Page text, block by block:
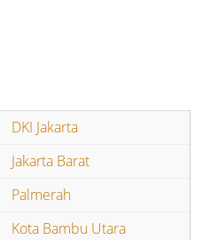
DKI Jakarta
Jakarta Barat
Palmerah
Kota Bambu Utara